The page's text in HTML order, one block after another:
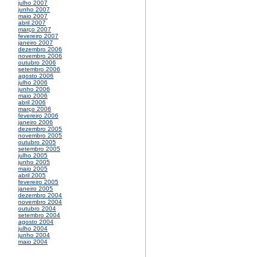
julho 2007
junho 2007
maio 2007
abril 2007
março 2007
fevereiro 2007
janeiro 2007
dezembro 2006
novembro 2006
outubro 2006
setembro 2006
agosto 2006
julho 2006
junho 2006
maio 2006
abril 2006
março 2006
fevereiro 2006
janeiro 2006
dezembro 2005
novembro 2005
outubro 2005
setembro 2005
julho 2005
junho 2005
maio 2005
abril 2005
fevereiro 2005
janeiro 2005
dezembro 2004
novembro 2004
outubro 2004
setembro 2004
agosto 2004
julho 2004
junho 2004
maio 2004